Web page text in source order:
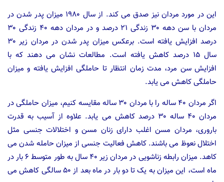
این در مورد مردان نیز صدق می کند. از سال ۱۹۸۰ میزان پدر شدن در
مردان با سن دهه ۳۰ زندگی ۲۱ درصد و در مردان دهه ۴۰ زندگی ۳۰
درصد افزایش یافته است. برعکس میزان پدر شدن در مردان زیر ۳۰
سال ۱۵ درصد کاهش یافته است. مطالعات نشان می دهند که با
افزایش سن مرد، مدت زمان انتظار تا حاملگی افزایش یافته و میزان
حاملگی کاهش می یابد.
اگر مردان ۴۰ ساله را با مردان ۳۰ ساله مقایسه کنیم، میزان حاملگی در
مردان ۴۰ ساله ۳۰ درصد کاهش می یابد. علاوه از آسیب به قدرت
باروری، مردان مسن اغلب دارای زنان مسن و اختلالات جنسی مثل
اختلال نعوظ می باشند. کاهش فعالیت جنسی از میزان حامله شدن می
کاهد. میزان رابطه زناشویی در مردان زیر ۴۰ سال به طور متوسط ۶ بار در
ماه است، این میزان به یک تا دو بار در ماه بعد از ۵۰ سالگی کاهش می